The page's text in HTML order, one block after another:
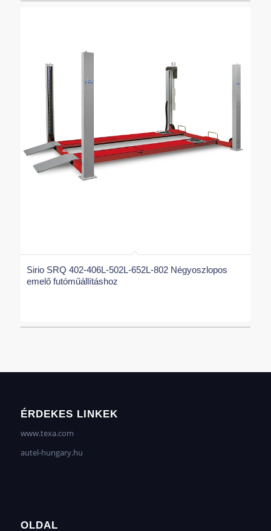
Sirio SRQ 402-406L-502L-652L-802 Négyoszlopos
emelő futóműállításhoz
ÉRDEKES LINKEK
www.texa.com
autel-hungary.hu
OLDAL